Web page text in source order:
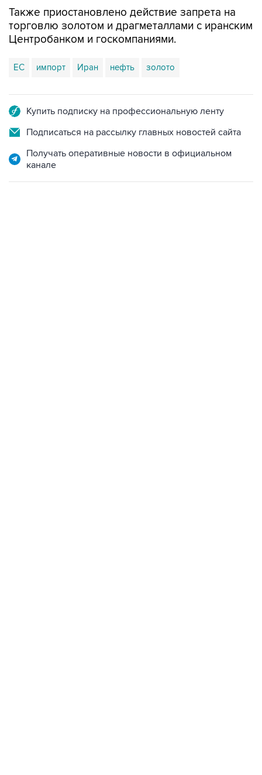
Также приостановлено действие запрета на
торговлю золотом и драгметаллами с иранским
Центробанком и госкомпаниями.
ЕС импорт Иран нефть золото
Купить подписку на профессиональную ленту
Подписаться на рассылку главных новостей сайта
Получать оперативные новости в официальном
канале